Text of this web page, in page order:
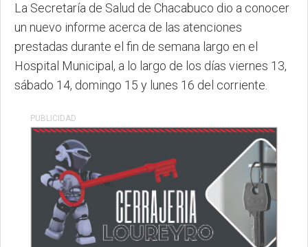
La Secretaría de Salud de Chacabuco dio a conocer
un nuevo informe acerca de las atenciones
prestadas durante el fin de semana largo en el
Hospital Municipal, a lo largo de los días viernes 13,
sábado 14, domingo 15 y lunes 16 del corriente.
PUBLICIDAD